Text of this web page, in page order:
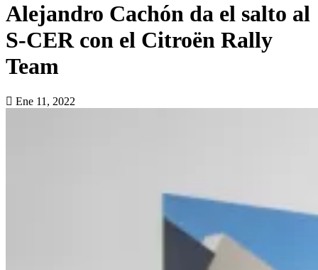
Alejandro Cachón da el salto al
S-CER con el Citroën Rally
Team
Ene 11, 2022